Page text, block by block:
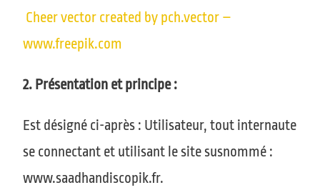
Cheer vector created by pch.vector –
www.freepik.com
2. Présentation et principe :
Est désigné ci-après : Utilisateur, tout internaute
se connectant et utilisant le site susnommé :
www.saadhandiscopik.fr.